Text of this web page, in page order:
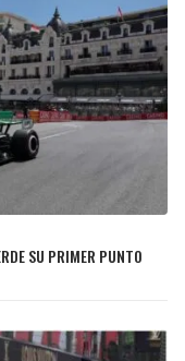
SU PRIMER PUNTO